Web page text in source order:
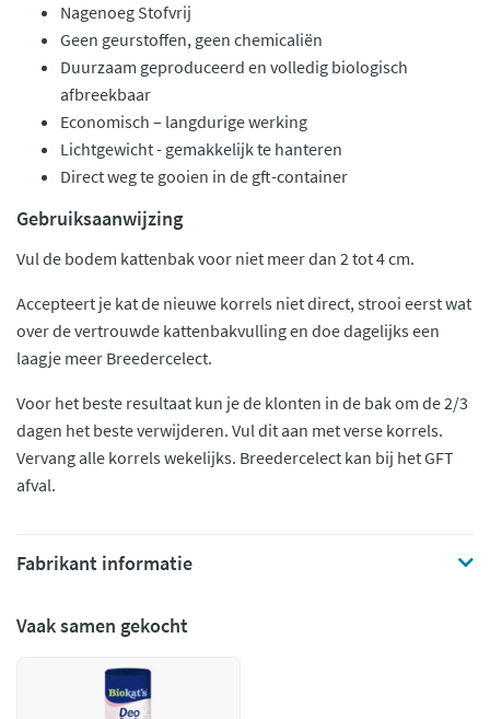
Nagenoeg Stofvrij
Geen geurstoffen, geen chemicaliën
Duurzaam geproduceerd en volledig biologisch
afbreekbaar
Economisch – langdurige werking
Lichtgewicht - gemakkelijk te hanteren
Direct weg te gooien in de gft-container
Gebruiksaanwijzing
Vul de bodem kattenbak voor niet meer dan 2 tot 4 cm.
Accepteert je kat de nieuwe korrels niet direct, strooi eerst wat
over de vertrouwde kattenbakvulling en doe dagelijks een
laagje meer Breedercelect.
Voor het beste resultaat kun je de klonten in de bak om de 2/3
dagen het beste verwijderen. Vul dit aan met verse korrels.
Vervang alle korrels wekelijks. Breedercelect kan bij het GFT
afval.
Fabrikant informatie
Vaak samen gekocht